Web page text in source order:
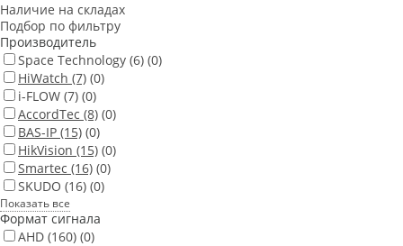
Наличие на складах
Подбор по фильтру
Производитель
Space Technology (6) (0)
HiWatch (7) (0)
i-FLOW (7) (0)
AccordTec (8) (0)
BAS-IP (15) (0)
HikVision (15) (0)
Smartec (16) (0)
SKUDO (16) (0)
Показать все
Формат сигнала
AHD (160) (0)